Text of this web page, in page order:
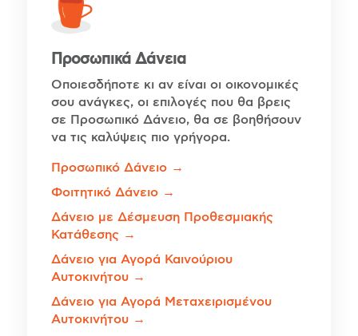
Προσωπικά Δάνεια
Οποιεσδήποτε κι αν είναι οι οικονομικές
σου ανάγκες, οι επιλογές που θα βρεις
σε Προσωπικό Δάνειο, θα σε βοηθήσουν
να τις καλύψεις πιο γρήγορα.
Προσωπικό Δάνειο →
Φοιτητικό Δάνειο →
Δάνειο με Δέσμευση Προθεσμιακής
Κατάθεσης →
Δάνειο για Αγορά Καινούριου
Αυτοκινήτου →
Δάνειο για Αγορά Μεταχειρισμένου
Αυτοκινήτου →